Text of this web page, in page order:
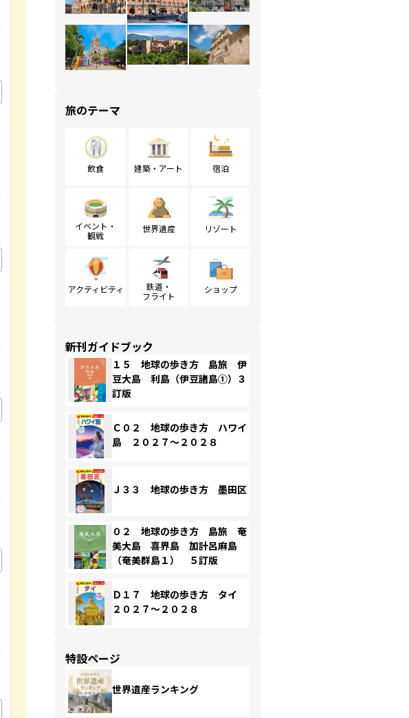
旅のテーマ
飲食 建築・アート 宿泊
イベント・
観戦
世界遺産 リゾート
アクティビティ
鉄道・
フライト
ショップ
新刊ガイドブック
１５ 地球の歩き方 島旅 伊
豆大島 利島（伊豆諸島①）３
訂版
Ｃ０２ 地球の歩き方 ハワイ
島 ２０２７～２０２８
Ｊ３３ 地球の歩き方 墨田区
０２ 地球の歩き方 島旅 奄
美大島 喜界島 加計呂麻島
（奄美群島１） ５訂版
Ｄ１７ 地球の歩き方 タイ
２０２７～２０２８
特設ページ
世界遺産ランキング